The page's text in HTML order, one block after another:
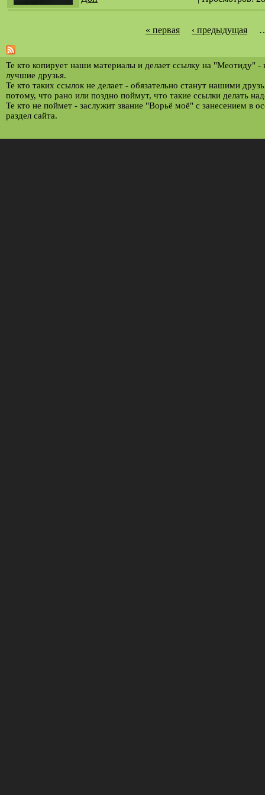
т
р
а
н
и
« первая ‹ предыдущая
Те кто копирует наши материалы и делает ссылку на "Меотиду" -
лучшие друзья.
Те кто таких ссылок не делает - обязательно станут нашими
потому, что рано или поздно поймут, что такие ссылки делать
Те кто не поймет - заслужит звание "Ворьё моё" с занесением в
раздел сайта.